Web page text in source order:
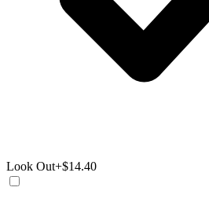
Look Out+$14.40